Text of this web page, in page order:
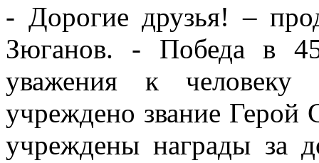
- Дорогие друзья! –
Зюганов. - Победа в
уважения к
учреждено звание Герой
учреждены награды за